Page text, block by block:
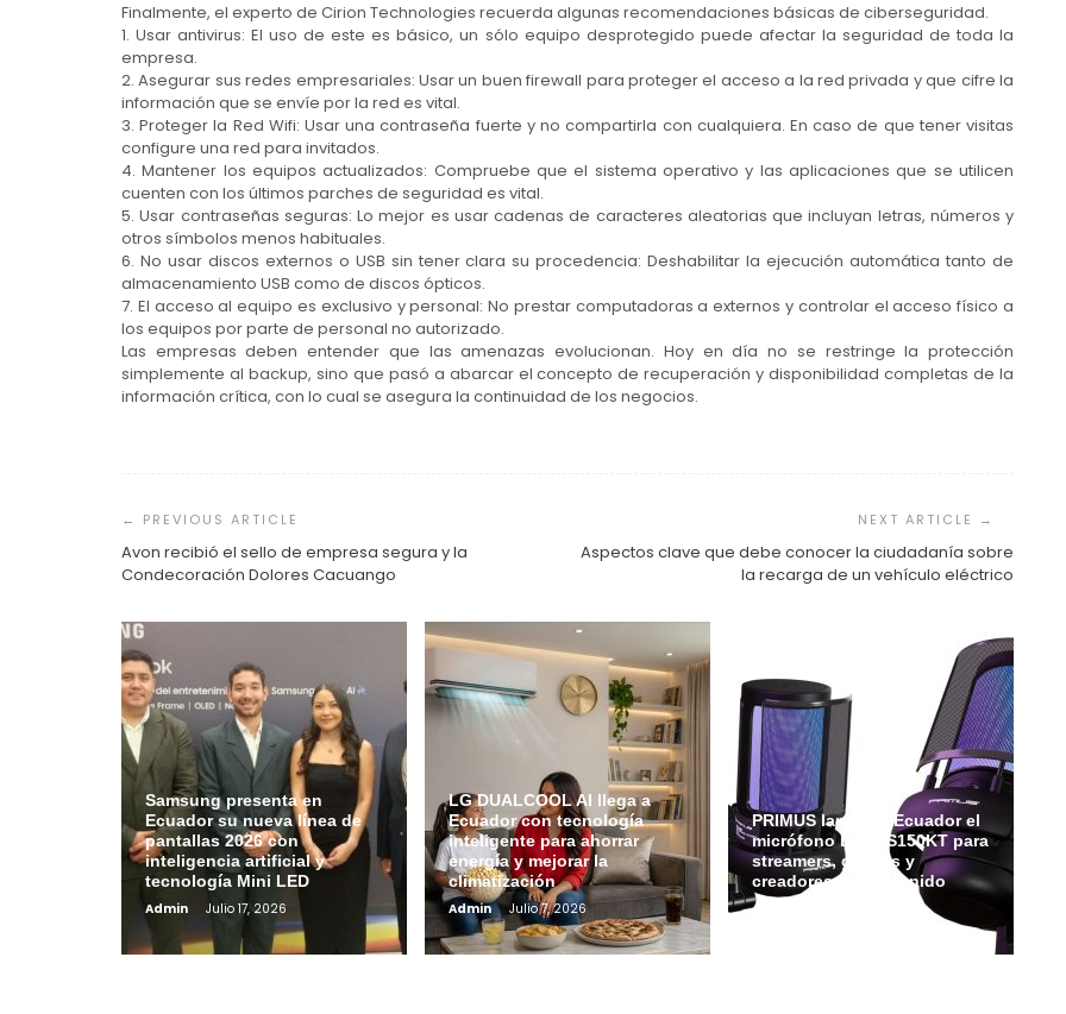
Finalmente, el experto de Cirion Technologies recuerda algunas recomendaciones básicas de ciberseguridad.
1. Usar antivirus: El uso de este es básico, un sólo equipo desprotegido puede afectar la seguridad de toda la
empresa.
2. Asegurar sus redes empresariales: Usar un buen firewall para proteger el acceso a la red privada y que cifre la
información que se envíe por la red es vital.
3. Proteger la Red Wifi: Usar una contraseña fuerte y no compartirla con cualquiera. En caso de que tener visitas
configure una red para invitados.
4. Mantener los equipos actualizados: Compruebe que el sistema operativo y las aplicaciones que se utilicen
cuenten con los últimos parches de seguridad es vital.
5. Usar contraseñas seguras: Lo mejor es usar cadenas de caracteres aleatorias que incluyan letras, números y
otros símbolos menos habituales.
6. No usar discos externos o USB sin tener clara su procedencia: Deshabilitar la ejecución automática tanto de
almacenamiento USB como de discos ópticos.
7. El acceso al equipo es exclusivo y personal: No prestar computadoras a externos y controlar el acceso físico a
los equipos por parte de personal no autorizado.
Las empresas deben entender que las amenazas evolucionan. Hoy en día no se restringe la protección
simplemente al backup, sino que pasó a abarcar el concepto de recuperación y disponibilidad completas de la
información crítica, con lo cual se asegura la continuidad de los negocios.
de
entradas
Avon recibió el sello de empresa segura y la
Condecoración Dolores Cacuango
Aspectos clave que debe conocer la ciudadanía sobre
la recarga de un vehículo eléctrico
Samsung presenta en
Ecuador su nueva línea de
pantallas 2026 con
inteligencia artificial y
tecnología Mini LED
Admin Julio 17, 2026
LG DUALCOOL AI llega a
Ecuador con tecnología
inteligente para ahorrar
energía y mejorar la
climatización
Admin Julio 7, 2026
PRIMUS lanza en Ecuador el
micrófono ETHOS150KT para
streamers, gamers y
creadores de contenido
Admin